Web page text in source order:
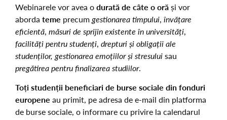
Webinarele vor avea odurată de câte o orăși vor
aborda teme precumgestionarea timpului, învățare
eficientă, măsuri de sprijin existente în universități,
facilități pentru studenți, drepturi și obligații ale
studenților, gestionarea emoțiilor și stresuluisau
pregătirea pentru finalizarea studiilor.
Toți studenții beneficiari de burse sociale din fonduri
europene au primit, pe adresa de e-mail din platforma
de burse sociale, o informare cu privire la calendarul